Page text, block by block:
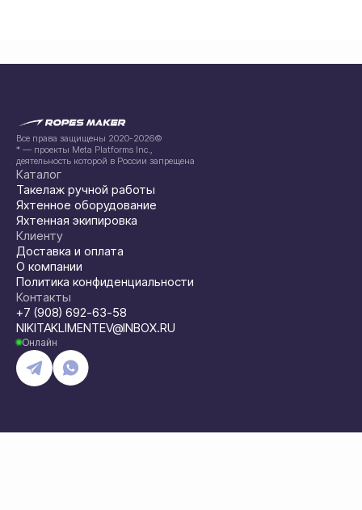
Все права защищены 2020-2026©
* — проекты Meta Platforms Inc.,
деятельность которой в России запрещена
Каталог
Такелаж ручной работы
Яхтенное оборудование
Яхтенная экипировка
Клиенту
Доставка и оплата
О компании
Политика конфиденциальности
Контакты
+7 (908) 692-63-58
NIKITAKLIMENTEV@INBOX.RU
Онлайн